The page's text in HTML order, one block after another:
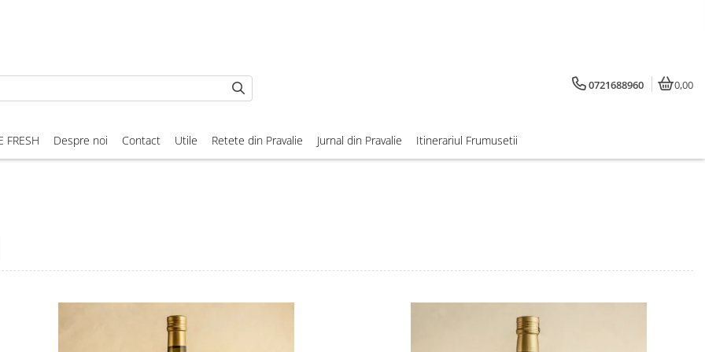
0721688960 0,00
FRESH Despre noi Contact Utile Retete din Pravalie Jurnal din Pravalie Itinerariul Frumusetii